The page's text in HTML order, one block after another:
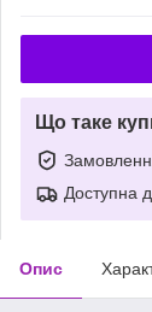
Що таке
Доступна
Опис